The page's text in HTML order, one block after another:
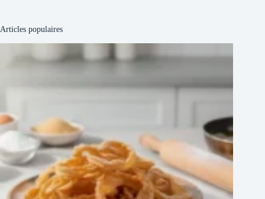
Articles populaires